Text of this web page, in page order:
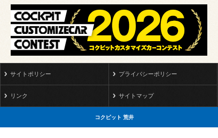
サイトポリシー プライバシーポリシー
リンク サイトマップ
コクピット 荒井